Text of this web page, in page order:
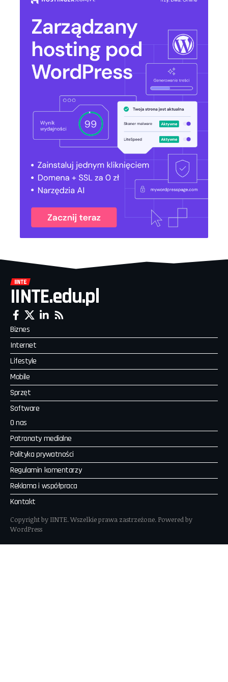
IINTE.edu.pl
Biznes
Internet
Lifestyle
Mobile
Sprzęt
Software
O nas
Patronaty medialne
Polityka prywatności
Regulamin komentarzy
Reklama i współpraca
Kontakt
Copyright by IINTE. Wszelkie prawa zastrzeżone. Powered by
WordPress